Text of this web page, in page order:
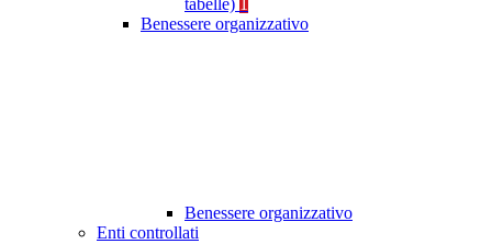
tabelle)
Benessere organizzativo
Benessere organizzativo
Enti controllati